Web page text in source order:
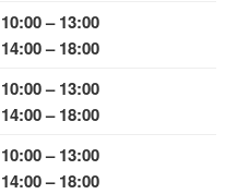
10:00 – 13:00
14:00 – 18:00
10:00 – 13:00
14:00 – 18:00
10:00 – 13:00
14:00 – 18:00